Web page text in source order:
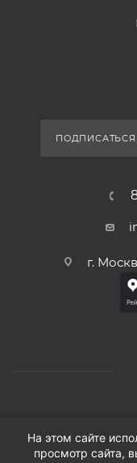
г.
© ООО
На этом сайте
просмотр сайта,